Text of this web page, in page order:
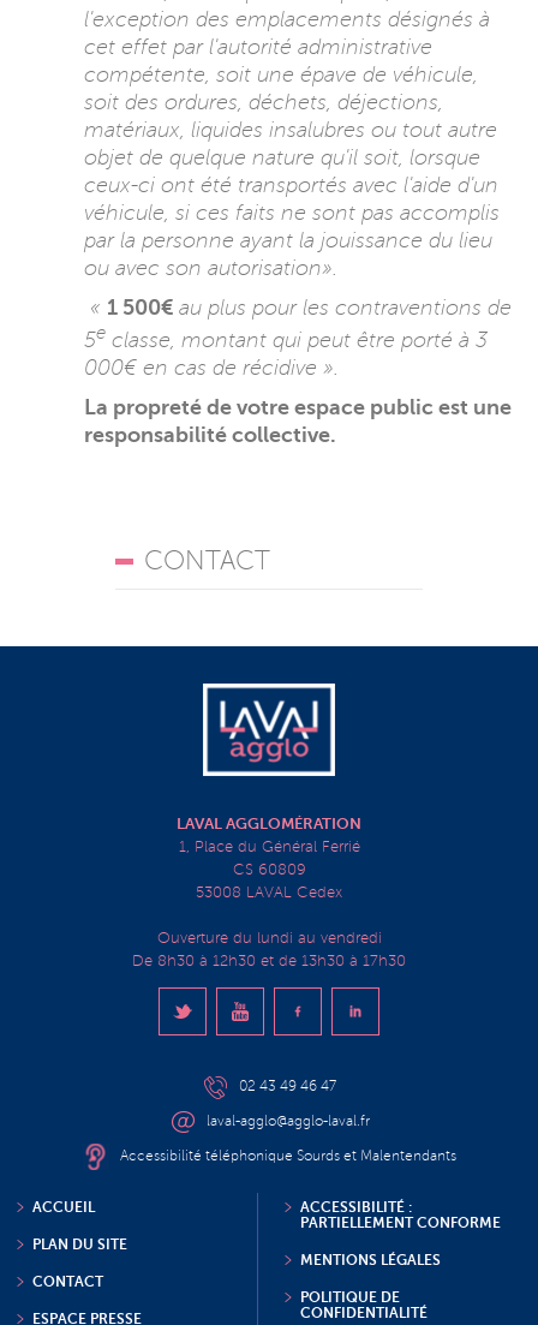
l'exception des emplacements désignés à
cet effet par l'autorité administrative
compétente, soit une épave de véhicule,
soit des ordures, déchets, déjections,
matériaux, liquides insalubres ou tout autre
objet de quelque nature qu'il soit, lorsque
ceux-ci ont été transportés avec l'aide d'un
véhicule, si ces faits ne sont pas accomplis
par la personne ayant la jouissance du lieu
ou avec son autorisation».
« 1 500€ au plus pour les contraventions de
5e classe, montant qui peut être porté à 3
000€ en cas de récidive ».
La propreté de votre espace public est une
responsabilité collective.
CONTACT
LAVAL AGGLOMÉRATION
1, Place du Général Ferrié
CS 60809
53008 LAVAL Cedex
Ouverture du lundi au vendredi
De 8h30 à 12h30 et de 13h30 à 17h30
02 43 49 46 47
laval-agglo@agglo-laval.fr
Accessibilité téléphonique Sourds et Malentendants
ACCUEIL
PLAN DU SITE
CONTACT
ESPACE PRESSE
ACCESSIBILITÉ :
PARTIELLEMENT CONFORME
MENTIONS LÉGALES
POLITIQUE DE
CONFIDENTIALITÉ